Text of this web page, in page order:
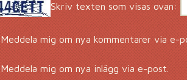
Skriv texten som visas ovan:
Meddela mig om nya kommentarer via e-
Meddela mig om nya inlägg via e-post.